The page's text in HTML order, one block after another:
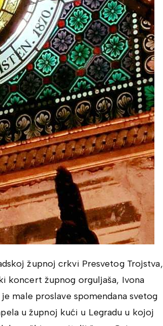
župnoj crkvi Presvetog Trojstva,
koncert župnog orguljaša, Ivona
male proslave spomendana svetog
u župnoj kući u Legradu u kojoj